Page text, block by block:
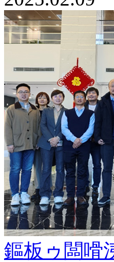
鏂板ゥ闆嗗